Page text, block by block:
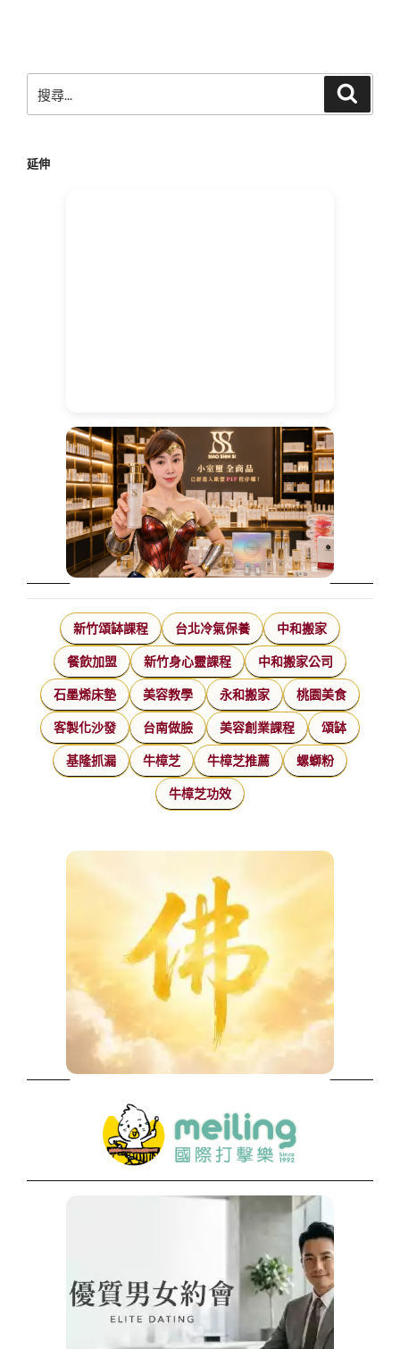
尋
字:
延伸
新竹頌缽課程 台北冷氣保養 中和搬家
餐飲加盟 新竹身心靈課程 中和搬家公司
石墨烯床墊 美容教學 永和搬家 桃園美食
客製化沙發 台南做臉 美容創業課程 頌缽
基隆抓漏 牛樟芝 牛樟芝推薦 螺螄粉
牛樟芝功效